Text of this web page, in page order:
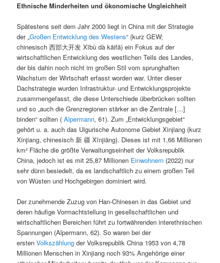
Ethnische Minderheiten und ökonomische Ungleichheit
Spätestens seit dem Jahr 2000 liegt in China mit der Strategie
der „Großen Entwicklung des Westens“ (kurz GEW;
chinesisch 西部大开发 Xībù dà kāifā) ein Fokus auf der
wirtschaftlichen Entwicklung des westlichen Teils des Landes,
der bis dahin noch nicht im großen Stil vom sprunghaften
Wachstum der Wirtschaft erfasst worden war. Unter dieser
Dachstrategie wurden Infrastruktur- und Entwicklungsprojekte
zusammengefasst, die diese Unterschiede überbrücken sollten
und so „auch die Grenzregionen stärker an die Zentrale […]
binden“ sollten (Alpermann, 61). Zum „Entwicklungsgebiet“
gehört u. a. auch das Uigurische Autonome Gebiet Xinjiang (kurz
Xinjiang, chinesisch 新 疆 Xīnjiāng). Dieses ist mit 1,66 Millionen
km² Fläche die größte Verwaltungseinheit der Volksrepublik
China, jedoch ist es mit 25,87 Millionen Einwohnern (2022) nur
sehr dünn besiedelt, da es landschaftlich zu einem großen Teil
von Wüsten und Hochgebirgen dominiert wird.
Der zunehmende Zuzug von Han-Chinesen in das Gebiet und
deren häufige Vormachtstellung in gesellschaftlichen und
wirtschaftlichen Bereichen führt zu fortwährenden interethnischen
Spannungen (Alpermann, 62). So waren bei der
erstenVolkszählung der Volksrepublik China 1953 von 4,78
Millionen Menschen in Xinjiang noch 93% Angehörige einer